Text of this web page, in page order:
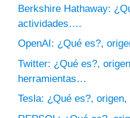
Berkshire Hathaway:
actividades….
OpenAI: ¿Qué es?,
Twitter: ¿Qué es?,
herramientas…
Tesla: ¿Qué es?,